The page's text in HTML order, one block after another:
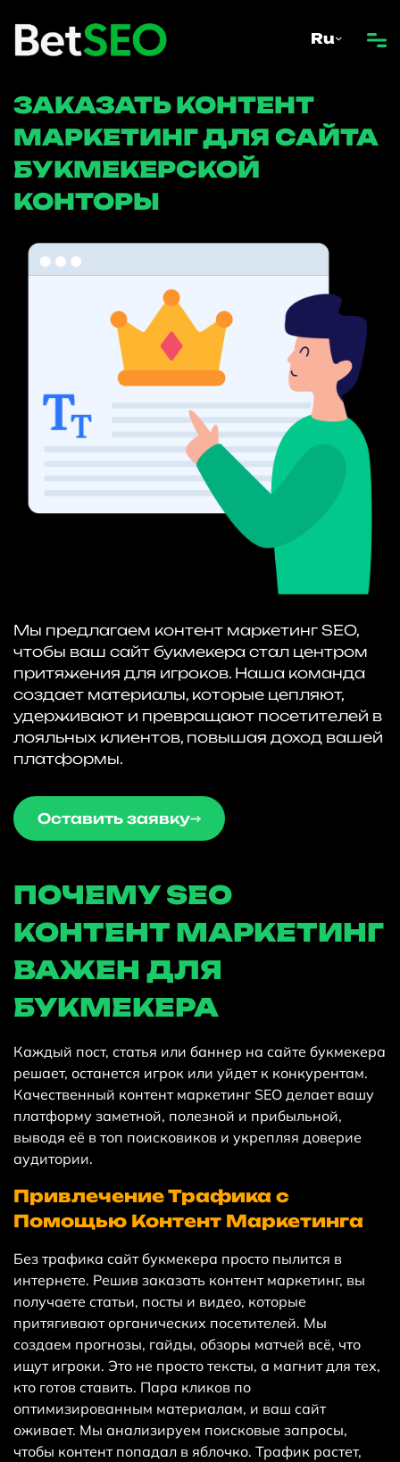
Ru
ЗАКАЗАТЬ КОНТЕНТ
МАРКЕТИНГ ДЛЯ САЙТА
БУКМЕКЕРСКОЙ
КОНТОРЫ
Мы предлагаем контент маркетинг SEO,
чтобы ваш сайт букмекера стал центром
притяжения для игроков. Наша команда
создает материалы, которые цепляют,
удерживают и превращают посетителей в
лояльных клиентов, повышая доход вашей
платформы.
Оставить заявку
ПОЧЕМУ SEO
КОНТЕНТ МАРКЕТИНГ
ВАЖЕН ДЛЯ
БУКМЕКЕРА
Каждый пост, статья или баннер на сайте букмекера
решает, останется игрок или уйдет к конкурентам.
Качественный контент маркетинг SEO делает вашу
платформу заметной, полезной и прибыльной,
выводя её в топ поисковиков и укрепляя доверие
аудитории.
Привлечение Трафика с
Помощью Контент Маркетинга
Без трафика сайт букмекера просто пылится в
интернете. Решив заказать контент маркетинг, вы
получаете статьи, посты и видео, которые
притягивают органических посетителей. Мы
создаем прогнозы, гайды, обзоры матчей всё, что
ищут игроки. Это не просто тексты, а магнит для тех,
кто готов ставить. Пара кликов по
оптимизированным материалам, и ваш сайт
оживает. Мы анализируем поисковые запросы,
чтобы контент попадал в яблочко. Трафик растет,